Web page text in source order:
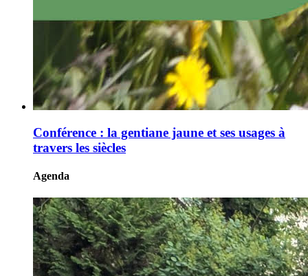
Conférence : la gentiane jaune et ses usages à
travers les siècles
Agenda